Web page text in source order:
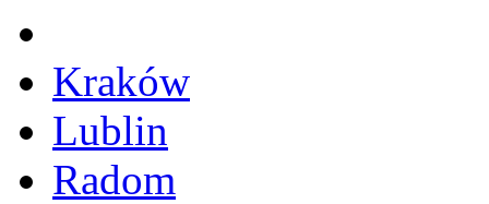
Kraków
Lublin
Radom